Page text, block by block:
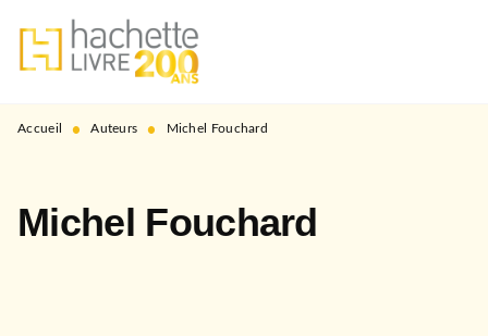
MENU RECHERCHE
PIED DE PAGE
Accueil • Auteurs • Michel Fouchard
Michel Fouchard